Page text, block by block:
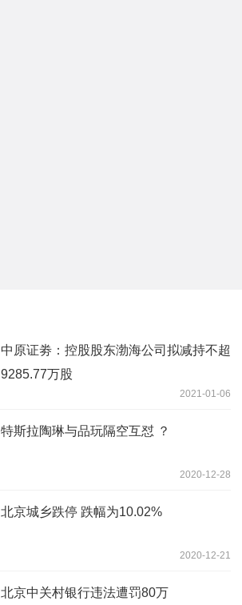
中原证劵：控股股东渤海公司拟减持不超
9285.77万股
2021-01-06
特斯拉陶琳与品玩隔空互怼 ？
2020-12-28
北京城乡跌停 跌幅为10.02%
2020-12-21
北京中关村银行违法遭罚80万